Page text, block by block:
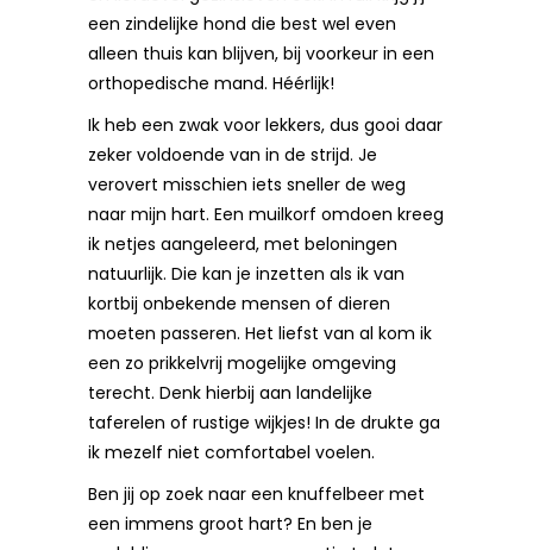
een zindelijke hond die best wel even
alleen thuis kan blijven, bij voorkeur in een
orthopedische mand. Héérlijk!
Ik heb een zwak voor lekkers, dus gooi daar
zeker voldoende van in de strijd. Je
verovert misschien iets sneller de weg
naar mijn hart. Een muilkorf omdoen kreeg
ik netjes aangeleerd, met beloningen
natuurlijk. Die kan je inzetten als ik van
kortbij onbekende mensen of dieren
moeten passeren. Het liefst van al kom ik
een zo prikkelvrij mogelijke omgeving
terecht. Denk hierbij aan landelijke
taferelen of rustige wijkjes! In de drukte ga
ik mezelf niet comfortabel voelen.
Ben jij op zoek naar een knuffelbeer met
een immens groot hart? En ben je